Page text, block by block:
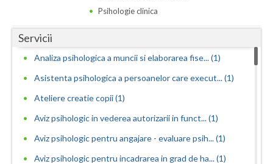
Giurgiu
Harghita
Hunedoara
Psihologie clinica
Servicii
Analiza psihologica a muncii si elaborarea fise... (1)
Asistenta psihologica a persoanelor care execut... (1)
Ateliere creatie copii (1)
Aviz psihologic in vederea autorizarii in funct... (1)
Aviz psihologic pentru angajare - evaluare psih... (1)
Aviz psihologic pentru incadrarea in grad de ha... (1)